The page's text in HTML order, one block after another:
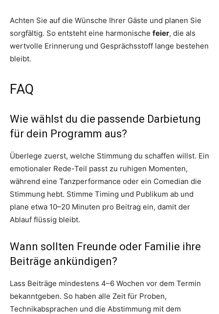
Achten Sie auf die Wünsche Ihrer Gäste und planen Sie
sorgfältig. So entsteht eine harmonische feier, die als
wertvolle Erinnerung und Gesprächsstoff lange bestehen
bleibt.
FAQ
Wie wählst du die passende Darbietung
für dein Programm aus?
Überlege zuerst, welche Stimmung du schaffen willst. Ein
emotionaler Rede-Teil passt zu ruhigen Momenten,
während eine Tanzperformance oder ein Comedian die
Stimmung hebt. Stimme Timing und Publikum ab und
plane etwa 10–20 Minuten pro Beitrag ein, damit der
Ablauf flüssig bleibt.
Wann sollten Freunde oder Familie ihre
Beiträge ankündigen?
Lass Beiträge mindestens 4–6 Wochen vor dem Termin
bekanntgeben. So haben alle Zeit für Proben,
Technikabsprachen und die Abstimmung mit dem